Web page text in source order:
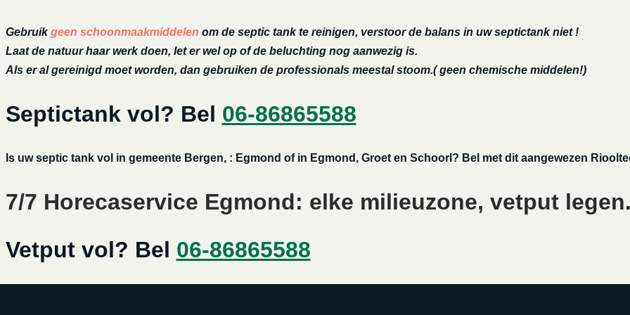
Gebruikgeen schoonmaakmiddelen om de septic tank te reinigen, verstoor de balans in uw septictank niet !
Laat de natuur haar werk doen, let er wel op of de beluchting nog aanwezig is.
Als er al gereinigd moet worden, dan gebruiken de professionals meestal stoom.( geen chemische middelen!)
Septictank vol? Bel 06-86865588
Is uw septic tank vol in gemeente Bergen, : Egmond of in Egmond, Groet en Schoorl? Bel met dit aangewezen
7/7 Horecaservice Egmond: elke milieuzone, vetput legen.
Vetput vol? Bel 06-86865588